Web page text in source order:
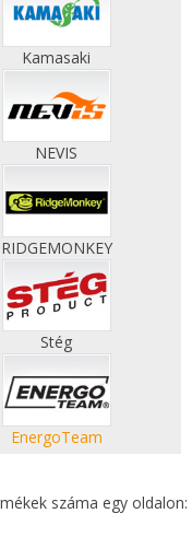
Kamasaki
NEVIS
RIDGEMONKEY
Stég
EnergoTeam
száma egy oldalon: